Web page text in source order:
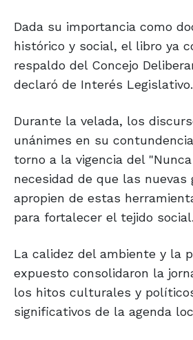
Dada su importancia como
histórico y social, el libro ya
respaldo del Concejo
declaró de Interés Legislativo.
Durante la velada, los
unánimes en su
torno a la vigencia del
necesidad de que las nuevas
apropien de estas
para fortalecer el tejido social.
La calidez del ambiente y la
expuesto consolidaron la
los hitos culturales y
significativos de la agenda